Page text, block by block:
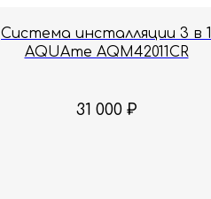
Система инсталляции 3 в 1
AQUAme AQM42011CR
31 000 ₽